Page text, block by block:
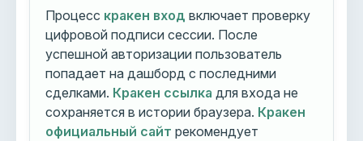
Процесс кракен вход включает проверку
цифровой подписи сессии. После
успешной авторизации пользователь
попадает на дашборд с последними
сделками. Кракен ссылка для входа не
сохраняется в истории браузера. Кракен
официальный сайт рекомендует